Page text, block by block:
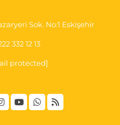
Sok. No:1 Eskişehir
332 12 13
protected]